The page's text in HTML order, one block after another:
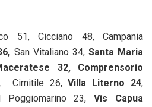
51, Cicciano 48, Campania
San Vitaliano 34, Santa Maria
32, Comprensorio
Cimitile 26,Villa Literno 24,
Poggiomarino 23, Vis Capua